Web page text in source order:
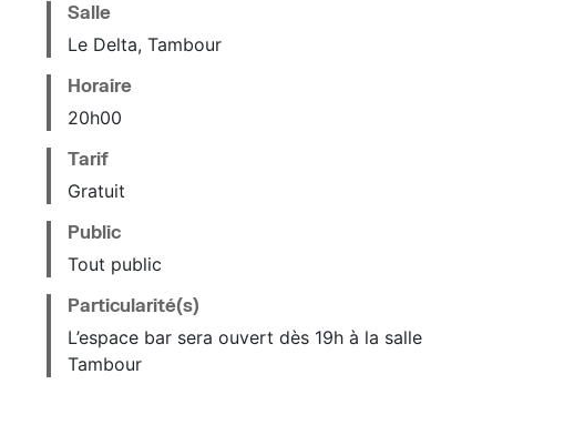
Salle
Le Delta, Tambour
Horaire
20h00
Tarif
Gratuit
Public
Tout public
Particularité(s)
L’espace bar sera ouvert dès 19h à la salle
Tambour